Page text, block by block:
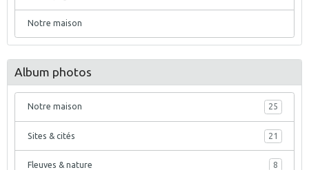
Notre maison
Album photos
Notre maison 25
Sites & cités 21
Fleuves & nature 8